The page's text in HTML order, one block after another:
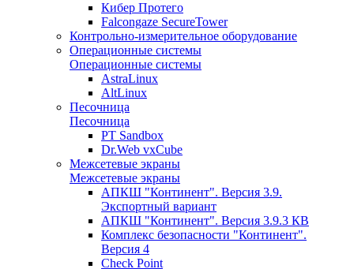
Кибер Протего
Falcongaze SecureTower
Контрольно-измерительное оборудование
Операционные системы
Операционные системы
AstraLinux
AltLinux
Песочница
Песочница
PT Sandbox
Dr.Web vxCube
Межсетевые экраны
Межсетевые экраны
АПКШ "Континент". Версия 3.9.
Экспортный вариант
АПКШ "Континент". Версия 3.9.3 КВ
Комплекс безопасности "Континент".
Версия 4
Check Point